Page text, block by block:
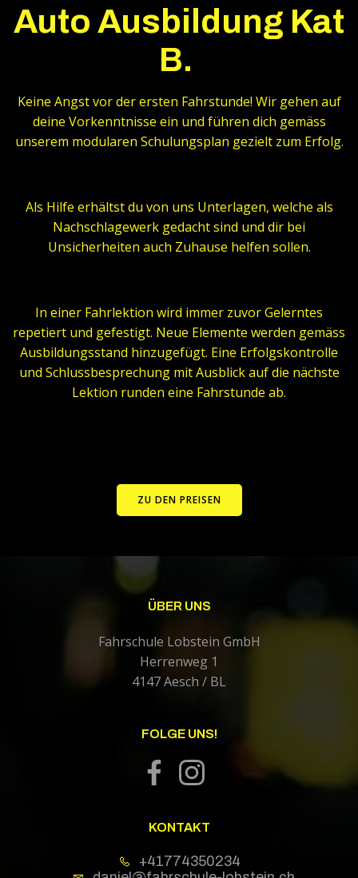
Auto Ausbildung Kat
B.
Keine Angst vor der ersten Fahrstunde! Wir gehen auf
deine Vorkenntnisse ein und führen dich gemäss
unserem modularen Schulungsplan gezielt zum Erfolg.
Als Hilfe erhältst du von uns Unterlagen, welche als
Nachschlagewerk gedacht sind und dir bei
Unsicherheiten auch Zuhause helfen sollen.
In einer Fahrlektion wird immer zuvor Gelerntes
repetiert und gefestigt. Neue Elemente werden gemäss
Ausbildungsstand hinzugefügt. Eine Erfolgskontrolle
und Schlussbesprechung mit Ausblick auf die nächste
Lektion runden eine Fahrstunde ab.
ZU DEN PREISEN
ÜBER UNS
Fahrschule Lobstein GmbH
Herrenweg 1
4147 Aesch / BL
FOLGE UNS!
KONTAKT
+41774350234